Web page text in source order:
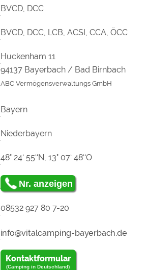
BVCD, DCC
BVCD, DCC, LCB, ACSI, CCA, ÖCC
Huckenham 11
94137 Bayerbach / Bad Birnbach
ABC Vermögensverwaltungs GmbH
Bayern
Niederbayern
48° 24‘ 55‘‘N, 13° 07‘ 48‘‘O
Nr. anzeigen
08532 927 80 7-20
Kontaktformular
(Camping in Deutschland)